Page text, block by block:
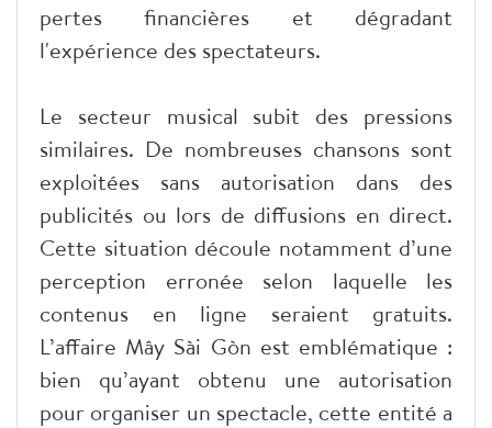
pertes financières et dégradant
l'expérience des spectateurs.
Le secteur musical subit des pressions
similaires. De nombreuses chansons sont
exploitées sans autorisation dans des
publicités ou lors de diffusions en direct.
Cette situation découle notamment d’une
perception erronée selon laquelle les
contenus en ligne seraient gratuits.
L’affaire Mây Sài Gòn est emblématique :
bien qu’ayant obtenu une autorisation
pour organiser un spectacle, cette entité a